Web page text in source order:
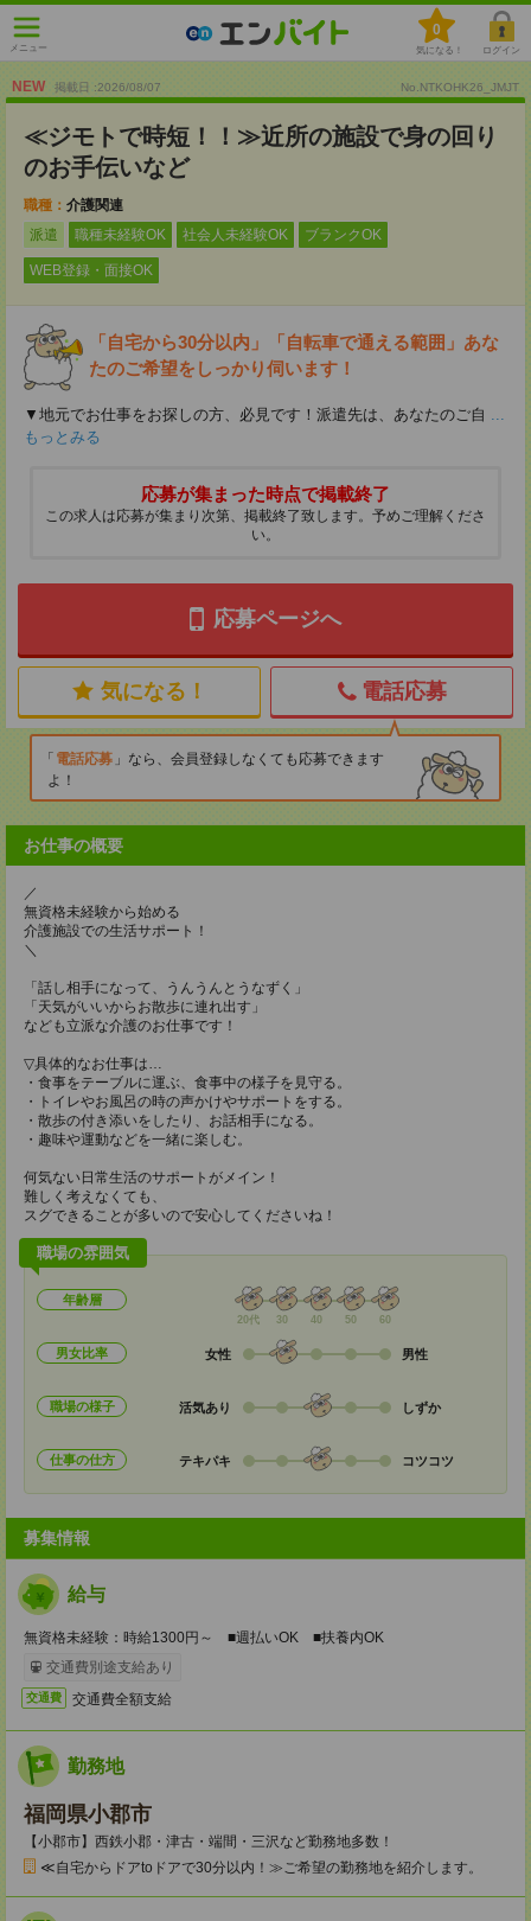
メニュー
0
気になる！ ログイン
NEW 掲載日 :2026/08/07 No.NTKOHK26_JMJT
≪ジモトで時短！！≫近所の施設で身の回り
のお手伝いなど
職種： 介護関連
派遣
職種未経験OK 社会人未経験OK ブランクOK
WEB登録・面接OK
「自宅から30分以内」「自転車で通える範囲」あな
たのご希望をしっかり伺います！
▼地元でお仕事をお探しの方、必見です！派遣先は、あなたのご自 ...
もっとみる
応募が集まった時点で掲載終了
この求人は応募が集まり次第、掲載終了致します。予めご理解くださ
い。
応募ページへ
気になる！ 電話応募
電話応募
なら、会員登録しなくても応募できます
よ！
お仕事の概要
／
無資格未経験から始める
介護施設での生活サポート！
＼
「話し相手になって、うんうんとうなずく」
「天気がいいからお散歩に連れ出す」
なども立派な介護のお仕事です！
▽具体的なお仕事は…
・食事をテーブルに運ぶ、食事中の様子を見守る。
・トイレやお風呂の時の声かけやサポートをする。
・散歩の付き添いをしたり、お話相手になる。
・趣味や運動などを一緒に楽しむ。
何気ない日常生活のサポートがメイン！
難しく考えなくても、
スグできることが多いので安心してくださいね！
職場の雰囲気
年齢層
20代 30 40 50 60
男女比率 女性 男性
職場の様子 活気あり しずか
仕事の仕方 テキパキ コツコツ
募集情報
給与
無資格未経験：時給1300円～ ■週払いOK ■扶養内OK
交通費別途支給あり
交通費 交通費全額支給
勤務地
福岡県小郡市
【小郡市】西鉄小郡・津古・端間・三沢など勤務地多数！
≪自宅からドアtoドアで30分以内！≫ご希望の勤務地を紹介します。